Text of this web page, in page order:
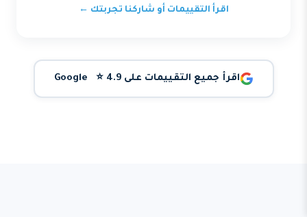
اقرأ التقييمات أو شاركنا تجربتك ←
اقرأ جميع التقييمات على Google ⭐ 4.9